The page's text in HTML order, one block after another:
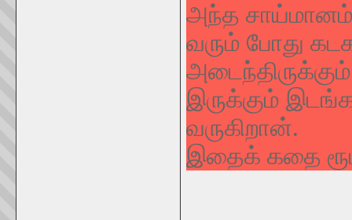
அந்த சாய்மானம்
வரும் போது
இருக்கும்
வருகிறான்.
இதைக் கதை